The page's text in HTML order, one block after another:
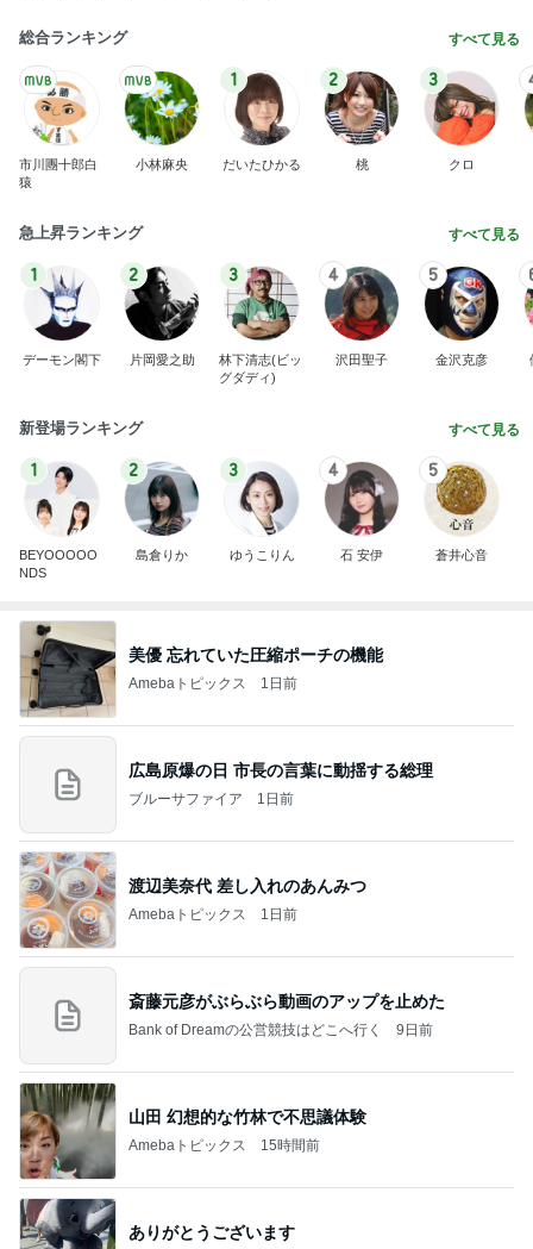
総合ランキング すべて見る
市川團十郎白
猿
小林麻央
1
だいたひかる
2
桃
3
クロ
急上昇ランキング すべて見る
1
デーモン閣下
2
片岡愛之助
3
林下清志(ビッ
グダディ)
4
沢田聖子
5
金沢克彦
新登場ランキング すべて見る
1
BEYOOOOO
NDS
2
島倉りか
3
ゆうこりん
4
石 安伊
5
蒼井心音
美優 忘れていた圧縮ポーチの機能
Amebaトピックス 1日前
広島原爆の日 市長の言葉に動揺する総理
ブルーサファイア 1日前
渡辺美奈代 差し入れのあんみつ
Amebaトピックス 1日前
斎藤元彦がぶらぶら動画のアップを止めた
Bank of Dreamの公営競技はどこへ行く 9日前
山田 幻想的な竹林で不思議体験
Amebaトピックス 15時間前
ありがとうございます